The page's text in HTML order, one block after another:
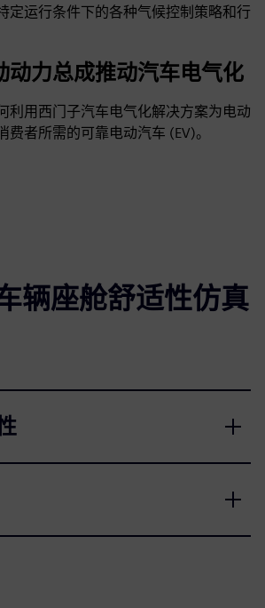
定运行条件下的各种气候控制策略和行
动力总成推动汽车电气化
利用西门子汽车电气化解决方案为电动
费者所需的可靠电动汽车 (EV)。
辆座舱舒适性仿真